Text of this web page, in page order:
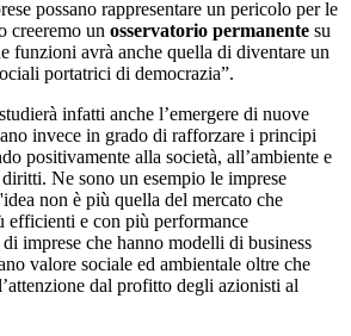
possano rappresentare un pericolo per le
creeremo un osservatorio permanente su
funzioni avrà anche quella di diventare un
portatrici di democrazia”.
infatti anche l’emergere di nuove
invece in grado di rafforzare i principi
positivamente alla società, all’ambiente e
Ne sono un esempio le imprese
non è più quella del mercato che
efficienti e con più performance
imprese che hanno modelli di business
valore sociale ed ambientale oltre che
dal profitto degli azionisti al